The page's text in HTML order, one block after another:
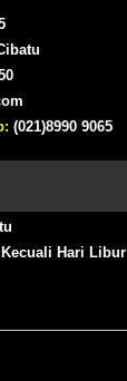
(021)8990 9065
Kecuali Hari Libur